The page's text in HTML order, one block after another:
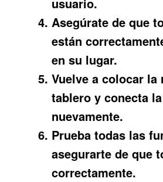
Asegúrate de que
están
en su lugar.
Vuelve a colocar la
tablero y conecta
nuevamente.
Prueba todas las
asegurarte de que
correctamente.